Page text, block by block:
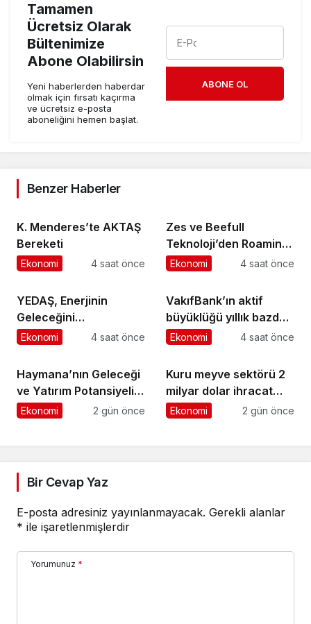
Tamamen
Ücretsiz Olarak
Bültenimize
Abone Olabilirsin
Yeni haberlerden haberdar
olmak için fırsatı kaçırma
ve ücretsiz e-posta
aboneliğini hemen başlat.
ABONE OL
Benzer Haberler
K. Menderes’te AKTAŞ
Bereketi
Ekonomi 4 saat önce
Zes ve Beefull
Teknoloji’den Roaming
İş Birliği
Ekonomi 4 saat önce
YEDAŞ, Enerjinin
Geleceğini
Şekillendirecek Genç
Ekonomi 4 saat önce
VakıfBank’ın aktif
büyüklüğü yıllık bazda
yüzde 28 artışla 5,8
Ekonomi 4 saat önce
Haymana’nın Geleceği
ve Yatırım Potansiyeli
Masaya Yatırıldı
Ekonomi 2 gün önce
Kuru meyve sektörü 2
milyar dolar ihracat
hedefi için Ankara’dan
Ekonomi 2 gün önce
Bir Cevap Yaz
E-posta adresiniz yayınlanmayacak. Gerekli alanlar
* ile işaretlenmişlerdir
Yorumunuz *